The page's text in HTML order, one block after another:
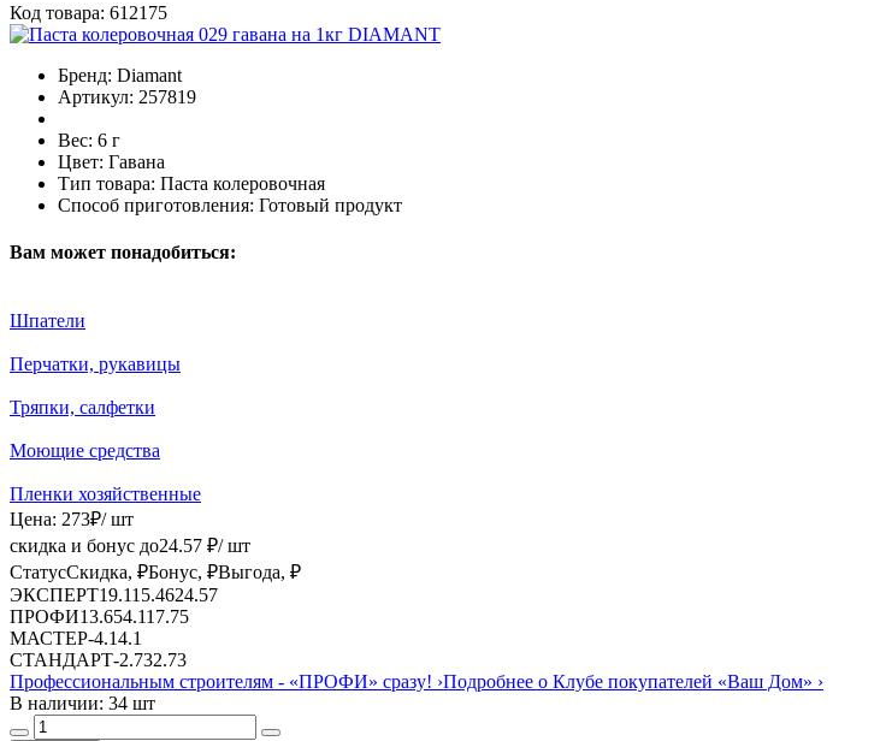
Код товара: 612175
Бренд: Diamant
Артикул: 257819
Вес: 6 г
Цвет: Гавана
Тип товара: Паста колеровочная
Способ приготовления: Готовый продукт
Вам может понадобиться:
Шпатели
Перчатки, рукавицы
Тряпки, салфетки
Моющие средства
Пленки хозяйственные
Цена: 273₽/ шт
скидка и бонус до24.57 ₽/ шт
СтатусСкидка, ₽Бонус, ₽Выгода, ₽
ЭКСПЕРТ19.11 5.4624.57
ПРОФИ13.654.117.75
МАСТЕР-4.14.1
СТАНДАРТ-2.732.73
Профессиональным строителям - «ПРОФИ» сразу! ›Подробнее о Клубе покупателей «Ваш Дом» ›
В наличии: 34 шт